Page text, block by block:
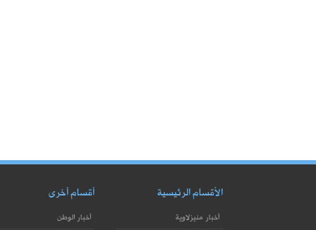
الأقسام الرئيسية
أخبار منيزلاوية
أقسام أخرى
أخبار الوطن